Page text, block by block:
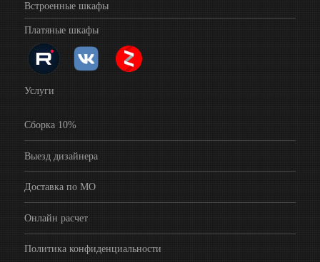
Встроенные шкафы
Платяные шкафы
Услуги
Сборка 10%
Выезд дизайнера
Доставка по МО
Онлайн расчет
Политика конфиденциальности